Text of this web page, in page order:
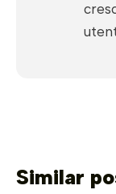
Similar